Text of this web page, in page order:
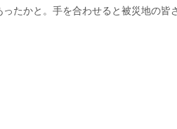
たかと。手を合わせると被災地の皆